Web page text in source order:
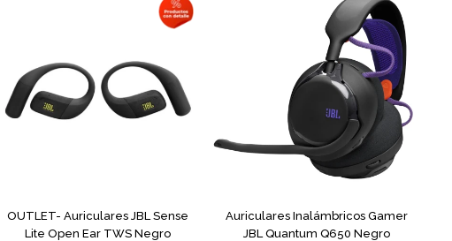
OUTLET- Auriculares JBL Sense
Lite Open Ear TWS Negro
Auriculares Inalámbricos Gamer
JBL Quantum Q650 Negro